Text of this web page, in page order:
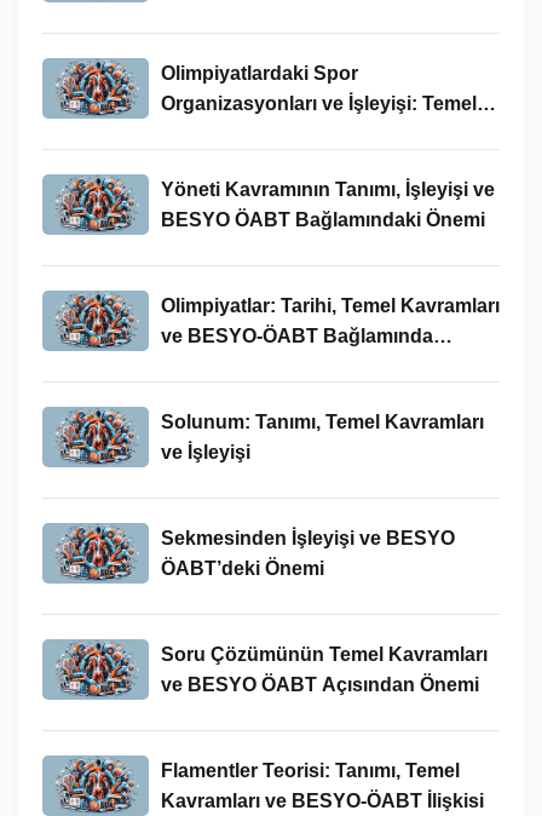
Olimpiyatlardaki Spor
Organizasyonları ve İşleyişi: Temel
Yöneti Kavramının Tanımı, İşleyişi ve
BESYO ÖABT Bağlamındaki Önemi
Olimpiyatlar: Tarihi, Temel Kavramları
ve BESYO-ÖABT Bağlamında
Solunum: Tanımı, Temel Kavramları
ve İşleyişi
Sekmesinden İşleyişi ve BESYO
ÖABT’deki Önemi
Soru Çözümünün Temel Kavramları
ve BESYO ÖABT Açısından Önemi
Flamentler Teorisi: Tanımı, Temel
Kavramları ve BESYO-ÖABT İlişkisi